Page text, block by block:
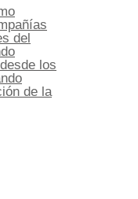
del
los
de la